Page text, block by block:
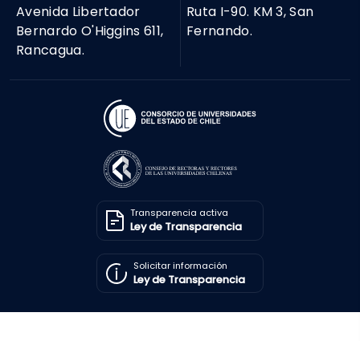
Avenida Libertador
Bernardo O'Higgins 611,
Rancagua.
Ruta I-90. KM 3, San
Fernando.
Transparencia activa
Ley de Transparencia
Solicitar información
Ley de Transparencia